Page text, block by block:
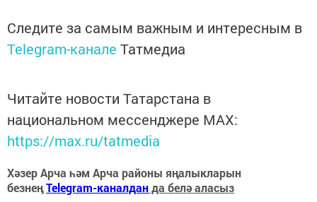
Следите за самым важным и интересным в
Telegram-канале Татмедиа
Читайте новости Татарстана в
национальном мессенджере MАХ:
https://max.ru/tatmedia
Хәзер Арча һәм Арча районы яңалыкларын
безнеңTelegram-каналданда белә аласыз